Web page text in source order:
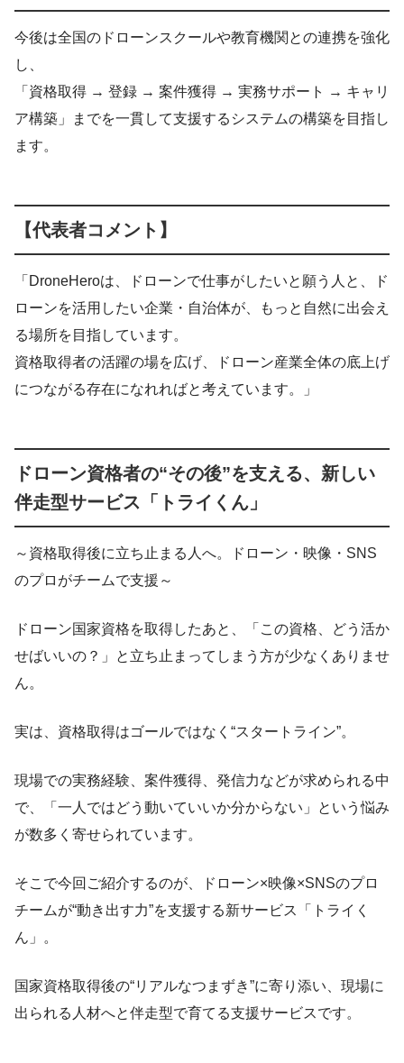
今後は全国のドローンスクールや教育機関との連携を強化
し、
「資格取得 → 登録 → 案件獲得 → 実務サポート → キャリ
ア構築」までを一貫して支援するシステムの構築を目指し
ます。
【代表者コメント】
「DroneHeroは、ドローンで仕事がしたいと願う人と、ド
ローンを活用したい企業・自治体が、もっと自然に出会え
る場所を目指しています。
資格取得者の活躍の場を広げ、ドローン産業全体の底上げ
につながる存在になれればと考えています。」
ドローン資格者の“その後”を支える、新しい
伴走型サービス「トライくん」
～資格取得後に立ち止まる人へ。ドローン・映像・SNS
のプロがチームで支援～
ドローン国家資格を取得したあと、「この資格、どう活か
せばいいの？」と立ち止まってしまう方が少なくありませ
ん。
実は、資格取得はゴールではなく“スタートライン”。
現場での実務経験、案件獲得、発信力などが求められる中
で、「一人ではどう動いていいか分からない」という悩み
が数多く寄せられています。
そこで今回ご紹介するのが、ドローン×映像×SNSのプロ
チームが“動き出す力”を支援する新サービス「トライく
ん」。
国家資格取得後の“リアルなつまずき”に寄り添い、現場に
出られる人材へと伴走型で育てる支援サービスです。